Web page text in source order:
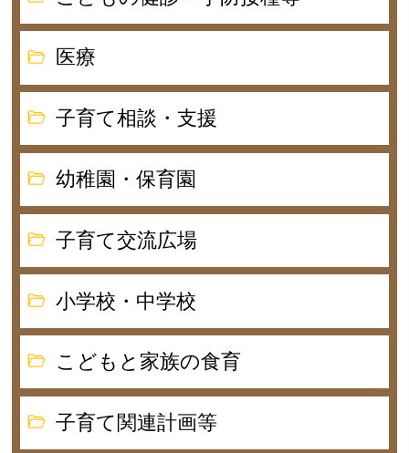
医療
子育て相談・支援
幼稚園・保育園
子育て交流広場
小学校・中学校
こどもと家族の食育
子育て関連計画等